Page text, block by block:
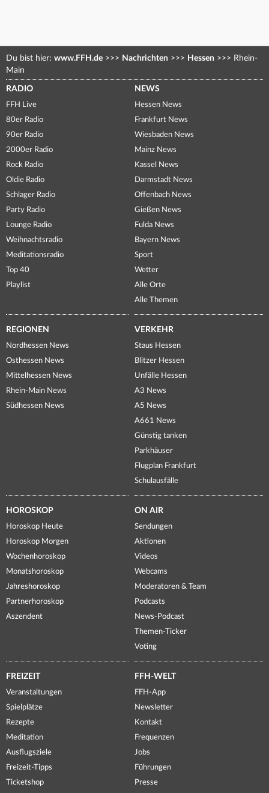
Du bist hier: www.FFH.de >>> Nachrichten >>> Hessen >>> Rhein-
Main
RADIO
FFH Live
80er Radio
90er Radio
2000er Radio
Rock Radio
Oldie Radio
Schlager Radio
Party Radio
Lounge Radio
Weihnachtsradio
Meditationsradio
Top 40
Playlist
NEWS
Hessen News
Frankfurt News
Wiesbaden News
Mainz News
Kassel News
Darmstadt News
Offenbach News
Gießen News
Fulda News
Bayern News
Sport
Wetter
Alle Orte
Alle Themen
REGIONEN
Nordhessen News
Osthessen News
Mittelhessen News
Rhein-Main News
Südhessen News
VERKEHR
Staus Hessen
Blitzer Hessen
Unfälle Hessen
A3 News
A5 News
A661 News
Günstig tanken
Parkhäuser
Flugplan Frankfurt
Schulausfälle
HOROSKOP
Horoskop Heute
Horoskop Morgen
Wochenhoroskop
Monatshoroskop
Jahreshoroskop
Partnerhoroskop
Aszendent
ON AIR
Sendungen
Aktionen
Videos
Webcams
Moderatoren & Team
Podcasts
News-Podcast
Themen-Ticker
Voting
FREIZEIT
Veranstaltungen
Spielplätze
Rezepte
Meditation
Ausflugsziele
Freizeit-Tipps
Ticketshop
FFH-WELT
FFH-App
Newsletter
Kontakt
Frequenzen
Jobs
Führungen
Presse